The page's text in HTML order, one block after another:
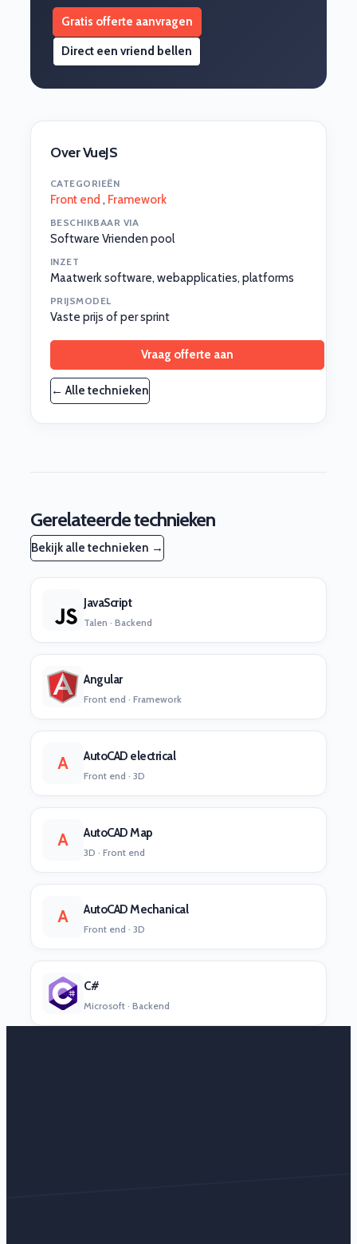
Gratis offerte aanvragen
Direct een vriend bellen
Over VueJS
CATEGORIEËN
Front end , Framework
BESCHIKBAAR VIA
Software Vrienden pool
INZET
Maatwerk software, webapplicaties, platforms
PRIJSMODEL
Vaste prijs of per sprint
Vraag offerte aan
← Alle technieken
Gerelateerde technieken
Bekijk alle technieken →
JavaScript
Talen · Backend
Angular
Front end · Framework
A AutoCAD electrical
Front end · 3D
A AutoCAD Map
3D · Front end
A AutoCAD Mechanical
Front end · 3D
C#
Microsoft · Backend